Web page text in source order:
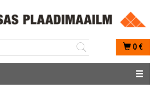
Mobiilis otsimise sisestus
0 €